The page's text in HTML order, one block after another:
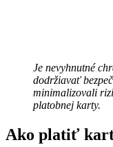
Je nevyhnutné
dodržiavať
minimalizovali
platobnej karty.
Ako platiť